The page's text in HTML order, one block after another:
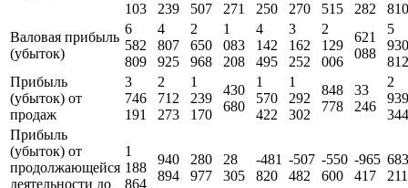
Выручка
27
053
103
19
773
239
12
150
507
5
169
271
18
066
250
13
399
270
9
285
515
4
346
27
826
810
Валовая прибыль
(убыток)
6
582
809
4
807
925
2
650
968
1
083
4
142
495
3
162
252
2
129
621
088
5
930
812
Прибыль
(убыток) от
продаж
3
746
191
712
273
239
170
430
680
570
422
292
302
848
778
33
246
939
344